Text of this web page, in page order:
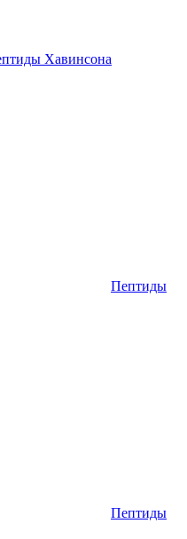
Хавинсона
Пептиды
Пептиды